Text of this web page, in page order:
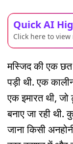
Quick AI
Click here to view
मस्जिद की एक छत
पड़ी थी. एक
एक इमारत थी,
बनाए जा रही थी.
जाना किसी